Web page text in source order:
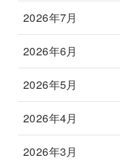
2026年7月
2026年6月
2026年5月
2026年4月
2026年3月